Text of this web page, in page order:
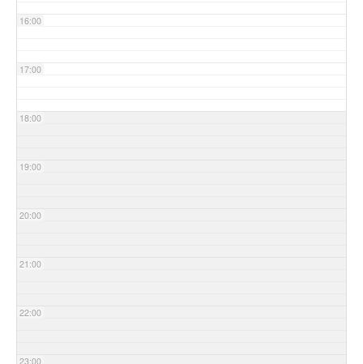
16:00
17:00
18:00
19:00
20:00
21:00
22:00
23:00